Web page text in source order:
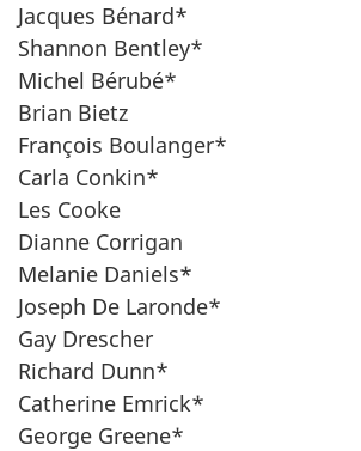
Jacques Bénard*
Shannon Bentley*
Michel Bérubé*
Brian Bietz
François Boulanger*
Carla Conkin*
Les Cooke
Dianne Corrigan
Melanie Daniels*
Joseph De Laronde*
Gay Drescher
Richard Dunn*
Catherine Emrick*
George Greene*